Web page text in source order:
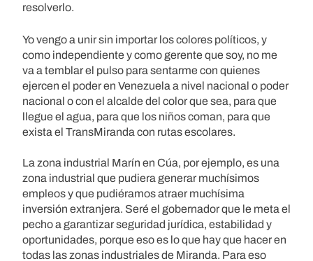
resolverlo.
Yo vengo a unir sin importar los colores políticos, y
como independiente y como gerente que soy, no me
va a temblar el pulso para sentarme con quienes
ejercen el poder en Venezuela a nivel nacional o poder
nacional o con el alcalde del color que sea, para que
llegue el agua, para que los niños coman, para que
exista el TransMiranda con rutas escolares.
La zona industrial Marín en Cúa, por ejemplo, es una
zona industrial que pudiera generar muchísimos
empleos y que pudiéramos atraer muchísima
inversión extranjera. Seré el gobernador que le meta el
pecho a garantizar seguridad jurídica, estabilidad y
oportunidades, porque eso es lo que hay que hacer en
todas las zonas industriales de Miranda. Para eso